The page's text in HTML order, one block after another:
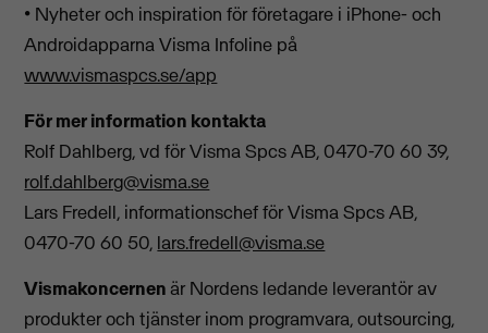
• Nyheter och inspiration för företagare i iPhone- och
Androidapparna Visma Infoline på
www.vismaspcs.se/app
För mer information kontakta
Rolf Dahlberg, vd för Visma Spcs AB, 0470-70 60 39,
rolf.dahlberg@visma.se
Lars Fredell, informationschef för Visma Spcs AB,
0470-70 60 50, lars.fredell@visma.se
Vismakoncernenär Nordens ledande leverantör av
produkter och tjänster inom programvara, outsourcing,